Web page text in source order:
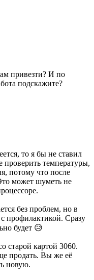
привезти? И по
подскажите?
то я бы не ставил
температуры,
потому что после
может шуметь не
без проблем, но в
профилактикой. Сразу
будет 😥
старой картой 3060.
продать. Вы же её
новую.